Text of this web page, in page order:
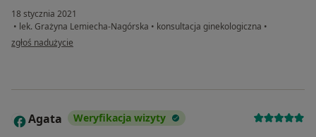
18 stycznia 2021
• lek. Grażyna Lemiecha-Nagórska • konsultacja ginekologiczna •
w opinii użytkownika Xyz
zgłoś nadużycie
A Agata Weryfikacja wizyty